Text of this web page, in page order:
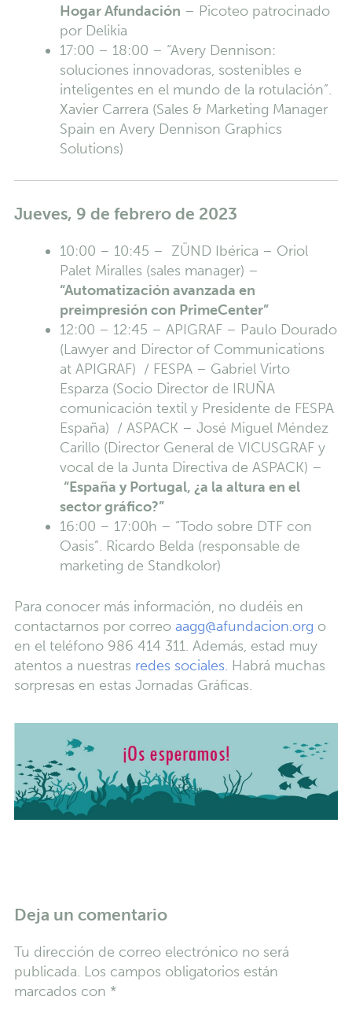
Hogar Afundación – Picoteo patrocinado
por Delikia
17:00 – 18:00 – “Avery Dennison:
soluciones innovadoras, sostenibles e
inteligentes en el mundo de la rotulación”.
Xavier Carrera (Sales & Marketing Manager
Spain en Avery Dennison Graphics
Solutions)
Jueves, 9 de febrero de 2023
10:00 – 10:45 – ZÜND Ibérica – Oriol
Palet Miralles (sales manager) –
“Automatización avanzada en
preimpresión con PrimeCenter”
12:00 – 12:45 – APIGRAF – Paulo Dourado
(Lawyer and Director of Communications
at APIGRAF) / FESPA – Gabriel Virto
Esparza (Socio Director de IRUÑA
comunicación textil y Presidente de FESPA
España) / ASPACK – José Miguel Méndez
Carillo (Director General de VICUSGRAF y
vocal de la Junta Directiva de ASPACK) –
“España y Portugal, ¿a la altura en el
sector gráfico?”
16:00 – 17:00h – “Todo sobre DTF con
Oasis”. Ricardo Belda (responsable de
marketing de Standkolor)
Para conocer más información, no dudéis en
contactarnos por correo aagg@afundacion.org o
en el teléfono 986 414 311. Además, estad muy
atentos a nuestras redes sociales. Habrá muchas
sorpresas en estas Jornadas Gráficas.
Deja un comentario
Tu dirección de correo electrónico no será
publicada. Los campos obligatorios están
marcados con *